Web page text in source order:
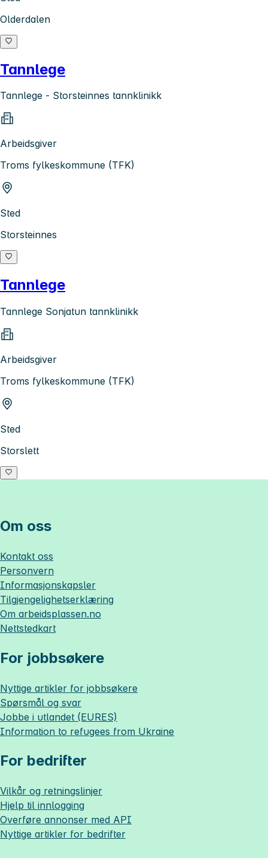
Olderdalen
Tannlege
Tannlege - Storsteinnes tannklinikk
Arbeidsgiver
Troms fylkeskommune (TFK)
Sted
Storsteinnes
Tannlege
Tannlege Sonjatun tannklinikk
Arbeidsgiver
Troms fylkeskommune (TFK)
Sted
Storslett
Om oss
Kontakt oss
Personvern
Informasjonskapsler
Tilgjengelighetserklæring
Om arbeidsplassen.no
Nettstedkart
For jobbsøkere
Nyttige artikler for jobbsøkere
Spørsmål og svar
Jobbe i utlandet (EURES)
Information to refugees from Ukraine
For bedrifter
Vilkår og retningslinjer
Hjelp til innlogging
Overføre annonser med API
Nyttige artikler for bedrifter